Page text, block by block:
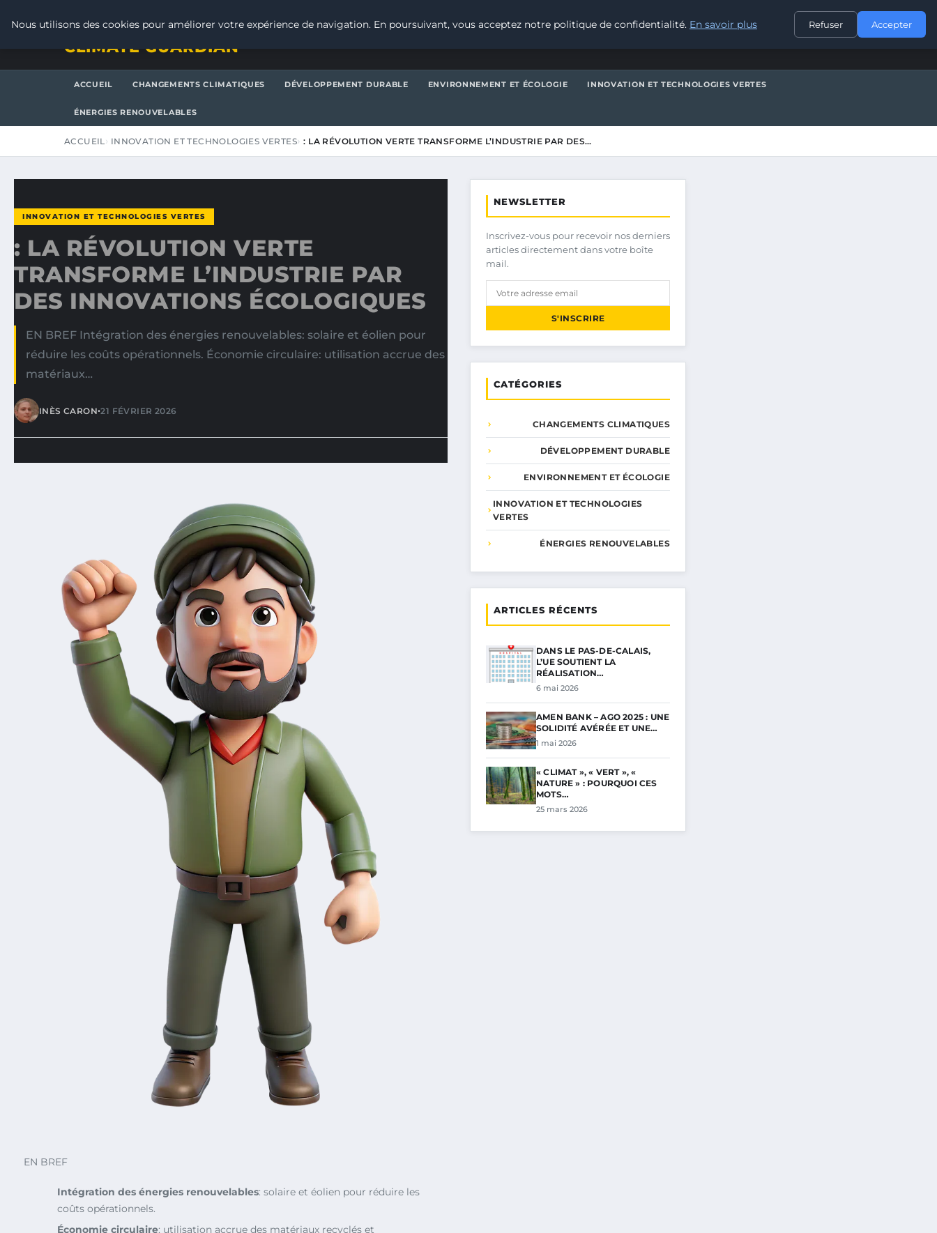
CONTACT
CLIMATE GUARDIAN
ACCUEIL CHANGEMENTS CLIMATIQUES DÉVELOPPEMENT DURABLE ENVIRONNEMENT ET ÉCOLOGIE INNOVATION ET TECHNOLOGIES VERTES
ÉNERGIES RENOUVELABLES
ACCUEIL INNOVATION ET TECHNOLOGIES VERTES : LA RÉVOLUTION VERTE TRANSFORME L’INDUSTRIE PAR DES…
INNOVATION ET TECHNOLOGIES VERTES
: LA RÉVOLUTION VERTE
TRANSFORME L’INDUSTRIE PAR
DES INNOVATIONS ÉCOLOGIQUES
EN BREF Intégration des énergies renouvelables: solaire et éolien pour
réduire les coûts opérationnels. Économie circulaire: utilisation accrue des
matériaux…
INÈS CARON•21 FÉVRIER 2026
EN BREF
Intégration des énergies renouvelables: solaire et éolien pour réduire les
coûts opérationnels.
Économie circulaire: utilisation accrue des matériaux recyclés et
NEWSLETTER
Inscrivez-vous pour recevoir nos derniers
articles directement dans votre boîte
mail.
S'INSCRIRE
CATÉGORIES
CHANGEMENTS CLIMATIQUES
DÉVELOPPEMENT DURABLE
ENVIRONNEMENT ET ÉCOLOGIE
INNOVATION ET TECHNOLOGIES
VERTES
ÉNERGIES RENOUVELABLES
ARTICLES RÉCENTS
DANS LE PAS-DE-CALAIS,
L’UE SOUTIENT LA
RÉALISATION…
6 mai 2026
AMEN BANK – AGO 2025 : UNE
SOLIDITÉ AVÉRÉE ET UNE…
1 mai 2026
« CLIMAT », « VERT », «
NATURE » : POURQUOI CES
MOTS…
25 mars 2026
Nous utilisons des cookies pour améliorer votre expérience de navigation. En poursuivant, vous acceptez notre politique de confidentialité. En savoir plus Refuser Accepter